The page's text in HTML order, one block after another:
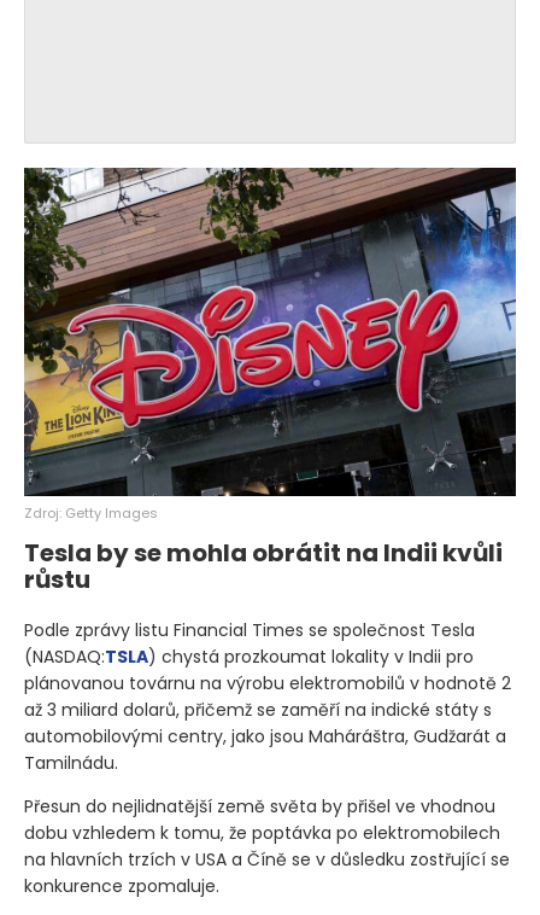
Zdroj: Getty Images
Tesla by se mohla obrátit na Indii kvůli
růstu
Podle zprávy listu Financial Times se společnost Tesla
(NASDAQ:TSLA) chystá prozkoumat lokality v Indii pro
plánovanou továrnu na výrobu elektromobilů v hodnotě 2
až 3 miliard dolarů, přičemž se zaměří na indické státy s
automobilovými centry, jako jsou Maháráštra, Gudžarát a
Tamilnádu.
Přesun do nejlidnatější země světa by přišel ve vhodnou
dobu vzhledem k tomu, že poptávka po elektromobilech
na hlavních trzích v USA a Číně se v důsledku zostřující se
konkurence zpomaluje.